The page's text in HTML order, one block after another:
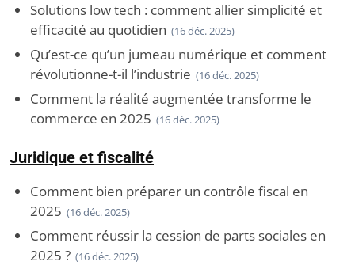
Solutions low tech : comment allier simplicité et
efficacité au quotidien (16 déc. 2025)
Qu’est-ce qu’un jumeau numérique et comment
révolutionne-t-il l’industrie (16 déc. 2025)
Comment la réalité augmentée transforme le
commerce en 2025 (16 déc. 2025)
Juridique et fiscalité
Comment bien préparer un contrôle fiscal en
2025 (16 déc. 2025)
Comment réussir la cession de parts sociales en
2025 ? (16 déc. 2025)